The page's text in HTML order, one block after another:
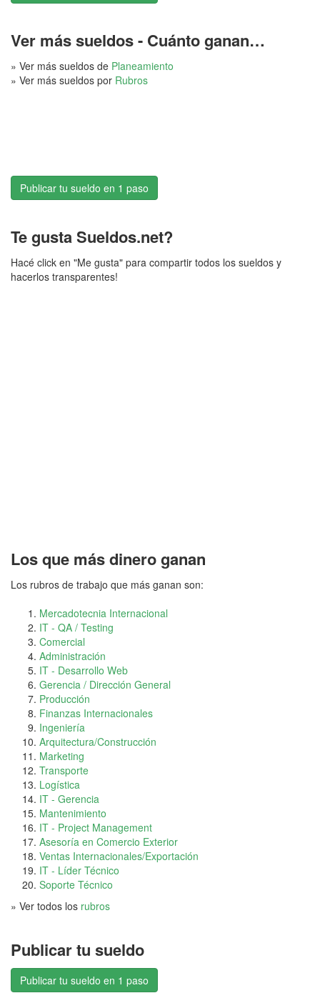
Ver más sueldos - Cuánto ganan…
» Ver más sueldos de Planeamiento
» Ver más sueldos por Rubros
Publicar tu sueldo en 1 paso
Te gusta Sueldos.net?
Hacé click en "Me gusta" para compartir todos los sueldos y
hacerlos transparentes!
Los que más dinero ganan
Los rubros de trabajo que más ganan son:
Mercadotecnia Internacional
IT - QA / Testing
Comercial
Administración
IT - Desarrollo Web
Gerencia / Dirección General
Producción
Finanzas Internacionales
Ingeniería
Arquitectura/Construcción
Marketing
Transporte
Logística
IT - Gerencia
Mantenimiento
IT - Project Management
Asesoría en Comercio Exterior
Ventas Internacionales/Exportación
IT - Líder Técnico
Soporte Técnico
» Ver todos los rubros
Publicar tu sueldo
Publicar tu sueldo en 1 paso